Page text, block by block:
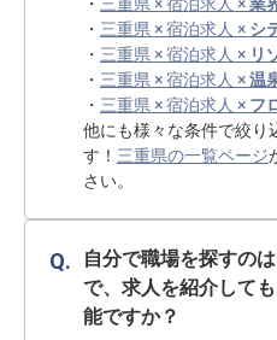
・ 三重県 × 宿泊求人 × シ
・ 三重県 × 宿泊求人 × リ
・ 三重県 × 宿泊求人 ×温
・ 三重県 × 宿泊求人 × フ
他にも様々な条件で絞り
す！ 三重県の一覧ページ
さい。
自分で職場を探すの
で、求人を紹介して
能ですか？